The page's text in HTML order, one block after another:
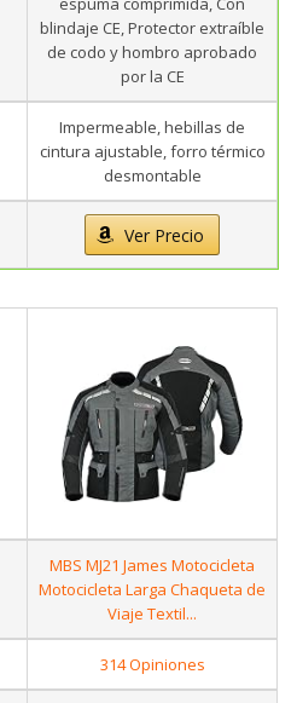
blindaje CE, Protector extraíble
de codo y hombro aprobado
por la CE
Impermeable, hebillas de
cintura ajustable, forro térmico
desmontable
Ver Precio
MBS MJ21 James Motocicleta
Motocicleta Larga Chaqueta de
Viaje Textil...
314 Opiniones